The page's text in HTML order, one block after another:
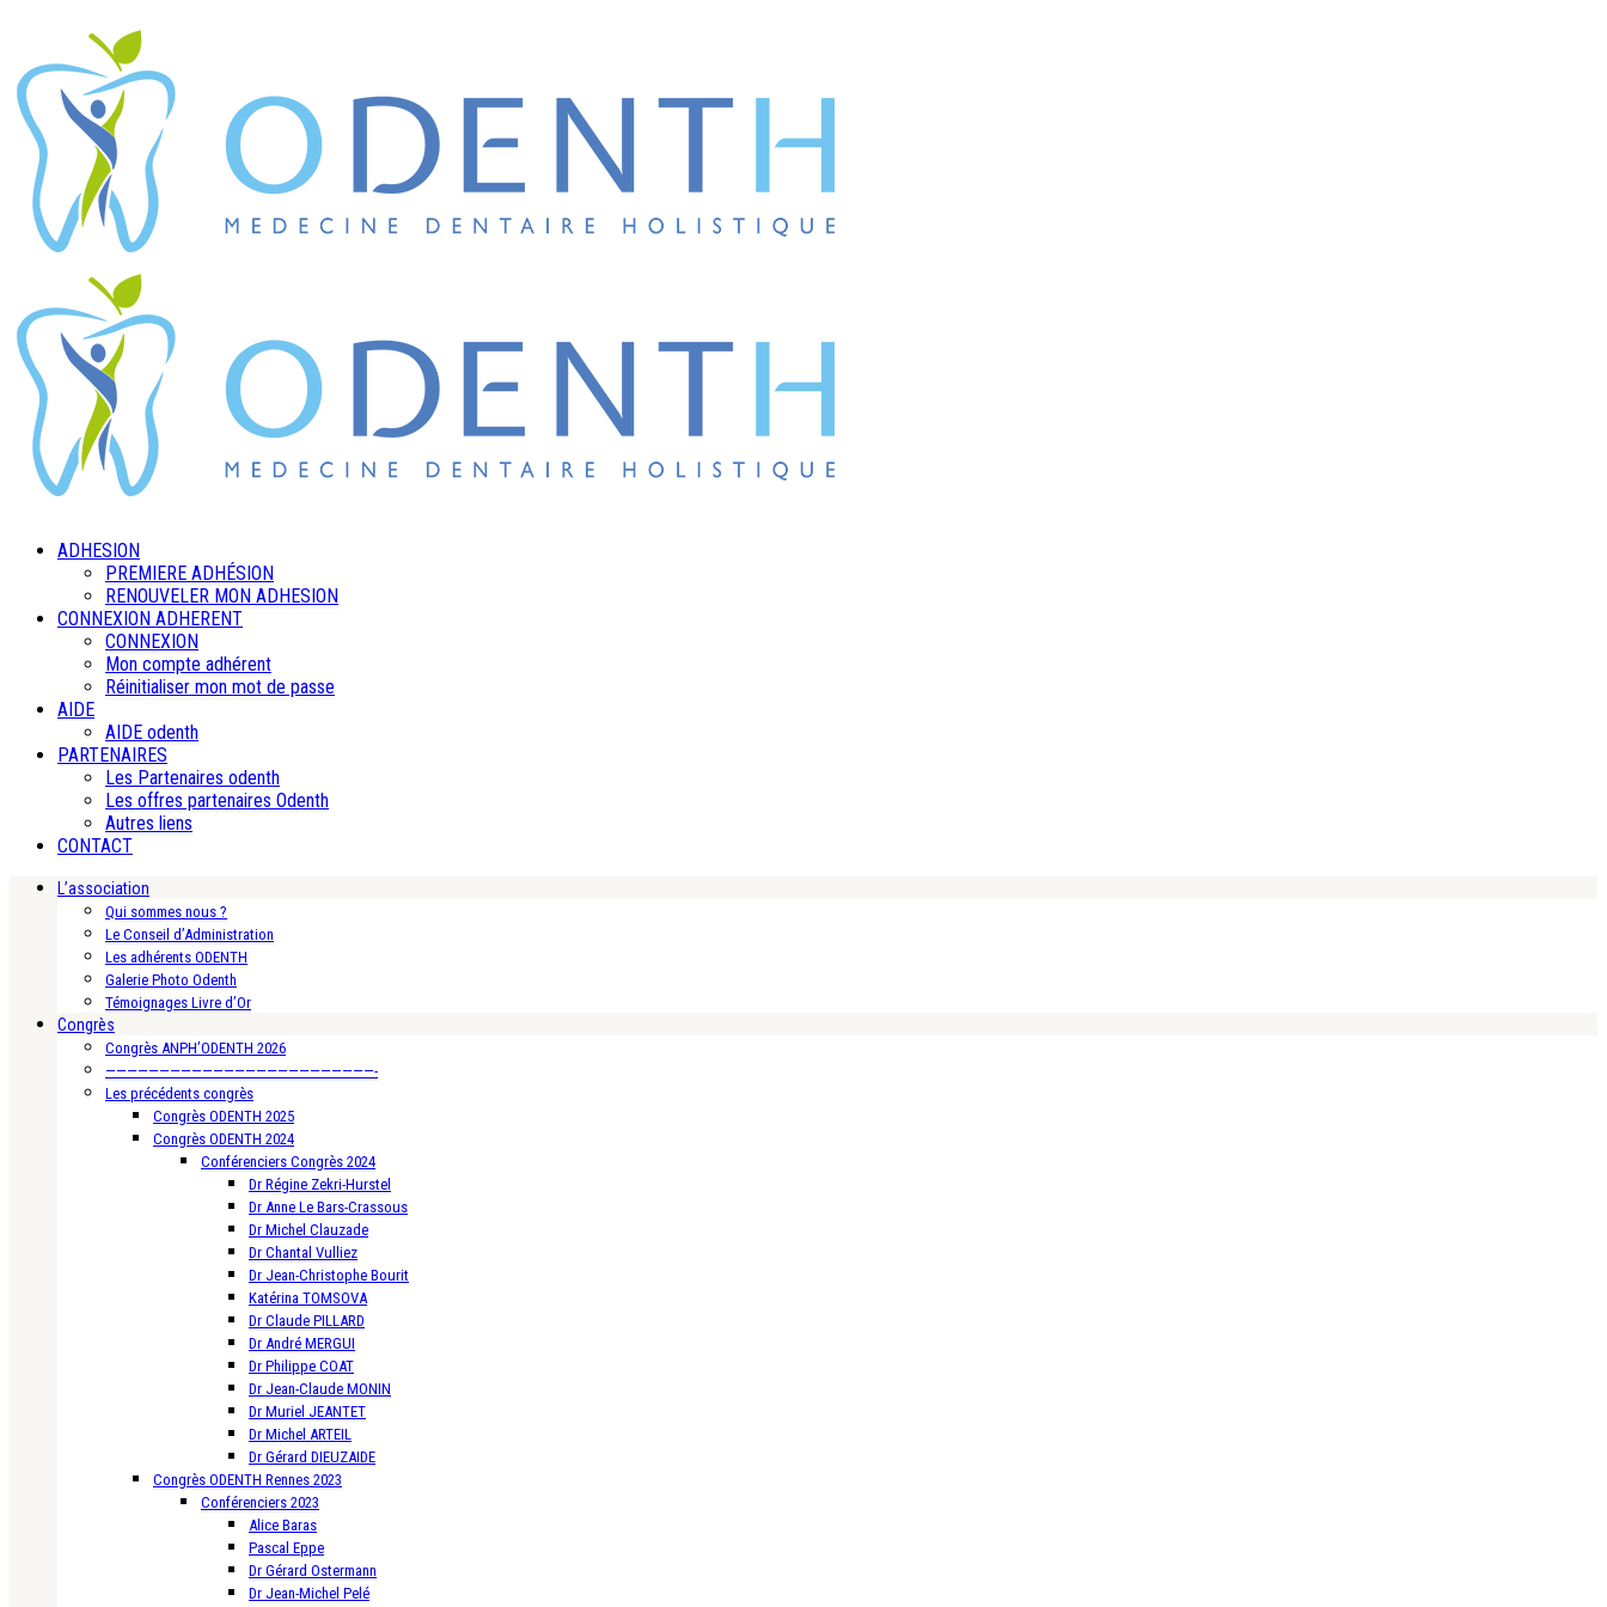
ADHESION
PREMIERE ADHÉSION
RENOUVELER MON ADHESION
CONNEXION ADHERENT
CONNEXION
Mon compte adhérent
Réinitialiser mon mot de passe
AIDE
AIDE odenth
PARTENAIRES
Les Partenaires odenth
Les offres partenaires Odenth
Autres liens
CONTACT
L’association
Qui sommes nous ?
Le Conseil d’Administration
Les adhérents ODENTH
Galerie Photo Odenth
Témoignages Livre d’Or
Congrès
Congrès ANPH’ODENTH 2026
—————————————————————————-
Les précédents congrès
Congrès ODENTH 2025
Congrès ODENTH 2024
Conférenciers Congrès 2024
Dr Régine Zekri-Hurstel
Dr Anne Le Bars-Crassous
Dr Michel Clauzade
Dr Chantal Vulliez
Dr Jean-Christophe Bourit
Katérina TOMSOVA
Dr Claude PILLARD
Dr André MERGUI
Dr Philippe COAT
Dr Jean-Claude MONIN
Dr Muriel JEANTET
Dr Michel ARTEIL
Dr Gérard DIEUZAIDE
Congrès ODENTH Rennes 2023
Conférenciers 2023
Alice Baras
Pascal Eppe
Dr Gérard Ostermann
Dr Jean-Michel Pelé